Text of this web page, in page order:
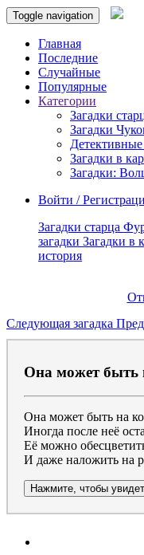
Toggle navigation
Главная
Последние
Случайные
Популярные
Категории
Загадки
Загадки
Детективные
Загадки в
Загадки:
Войти /
Загадки старца
загадки Загадки в
история
Следующая загадка
Она может быть
Она может быть на
Иногда после неё
Её можно
И даже наложить на
Нажмите, чтобы